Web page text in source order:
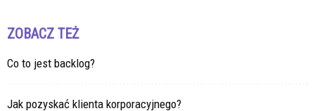
ZOBACZ TEŻ
Co to jest backlog?
Jak pozyskać klienta korporacyjnego?